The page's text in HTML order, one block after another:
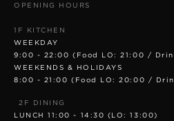
OPENING HOURS
1F KITCHEN
WEEKDAY
9:00 - 22:00 (Food LO: 21:00 /
WEEKENDS & HOLIDAYS
8:00 - 21:00 (Food LO: 20:00 /
2F DINING
LUNCH 11:00 - 14:30 (LO: 13:00)